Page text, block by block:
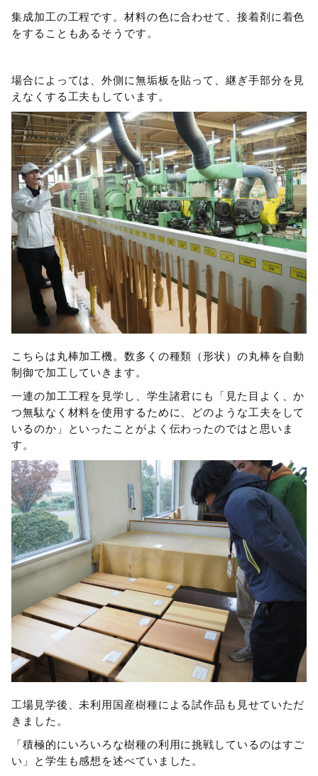
集成加工の工程です。材料の色に合わせて、接着剤に着色
をすることもあるそうです。
場合によっては、外側に無垢板を貼って、継ぎ手部分を見
えなくする工夫もしています。
こちらは丸棒加工機。数多くの種類（形状）の丸棒を自動
制御で加工していきます。
一連の加工工程を見学し、学生諸君にも「見た目よく、か
つ無駄なく材料を使用するために、どのような工夫をして
いるのか」といったことがよく伝わったのではと思いま
す。
工場見学後、未利用国産樹種による試作品も見せていただ
きました。
「積極的にいろいろな樹種の利用に挑戦しているのはすご
い」と学生も感想を述べていました。